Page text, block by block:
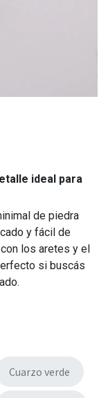
ideal para
de piedra
y fácil de
los aretes y el
si buscás
Cuarzo verde